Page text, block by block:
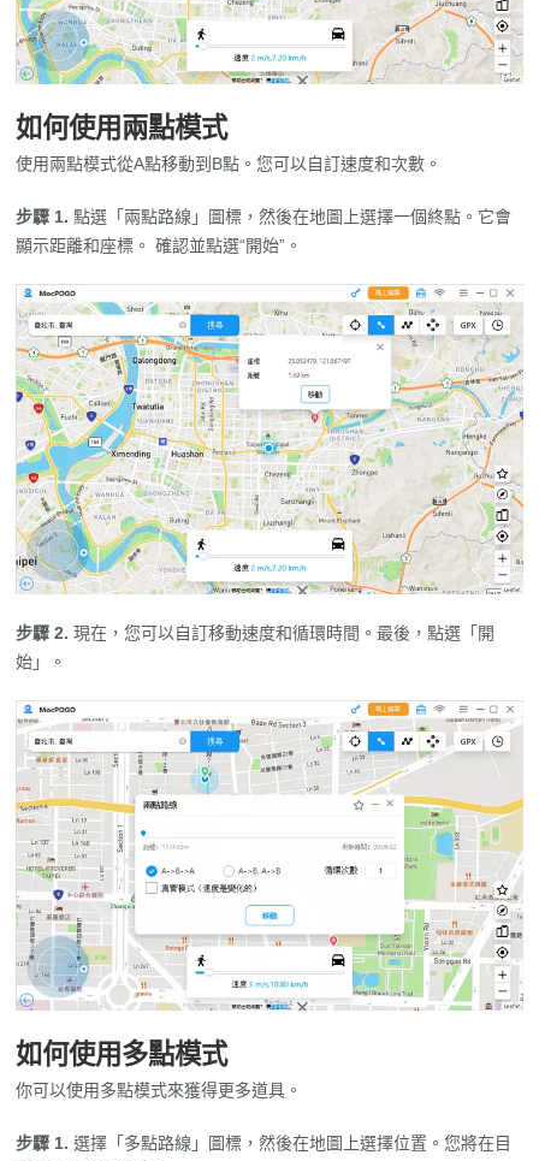
如何使用兩點模式
使用兩點模式從A點移動到B點。您可以自訂速度和次數。
步驟 1. 點選「兩點路線」圖標，然後在地圖上選擇一個終點。它會
顯示距離和座標。 確認並點選“開始”。
步驟 2. 現在，您可以自訂移動速度和循環時間。最後，點選「開
始」。
如何使用多點模式
你可以使用多點模式來獲得更多道具。
步驟 1. 選擇「多點路線」圖標，然後在地圖上選擇位置。您將在目